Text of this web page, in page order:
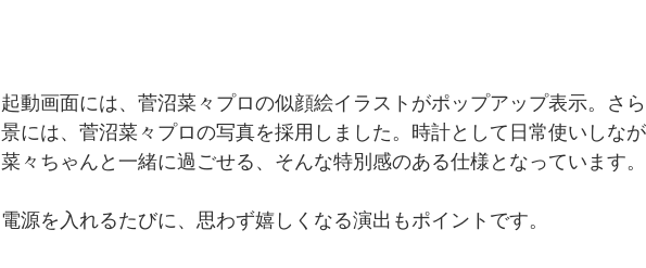
起動画面には、菅沼菜々プロの似顔絵イラストがポップアップ表示。さ
景には、菅沼菜々プロの写真を採用しました。時計として日常使いしな
菜々ちゃんと一緒に過ごせる、そんな特別感のある仕様となっています。
電源を入れるたびに、思わず嬉しくなる演出もポイントです。